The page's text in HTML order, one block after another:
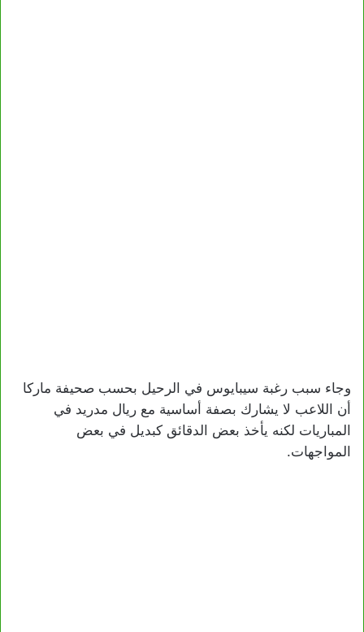
وجاء سبب رغبة سيبايوس في الرحيل بحسب صحيفة ماركا
أن اللاعب لا يشارك بصفة أساسية مع ريال مدريد في
المباريات لكنه يأخذ بعض الدقائق كبديل في بعض
المواجهات.